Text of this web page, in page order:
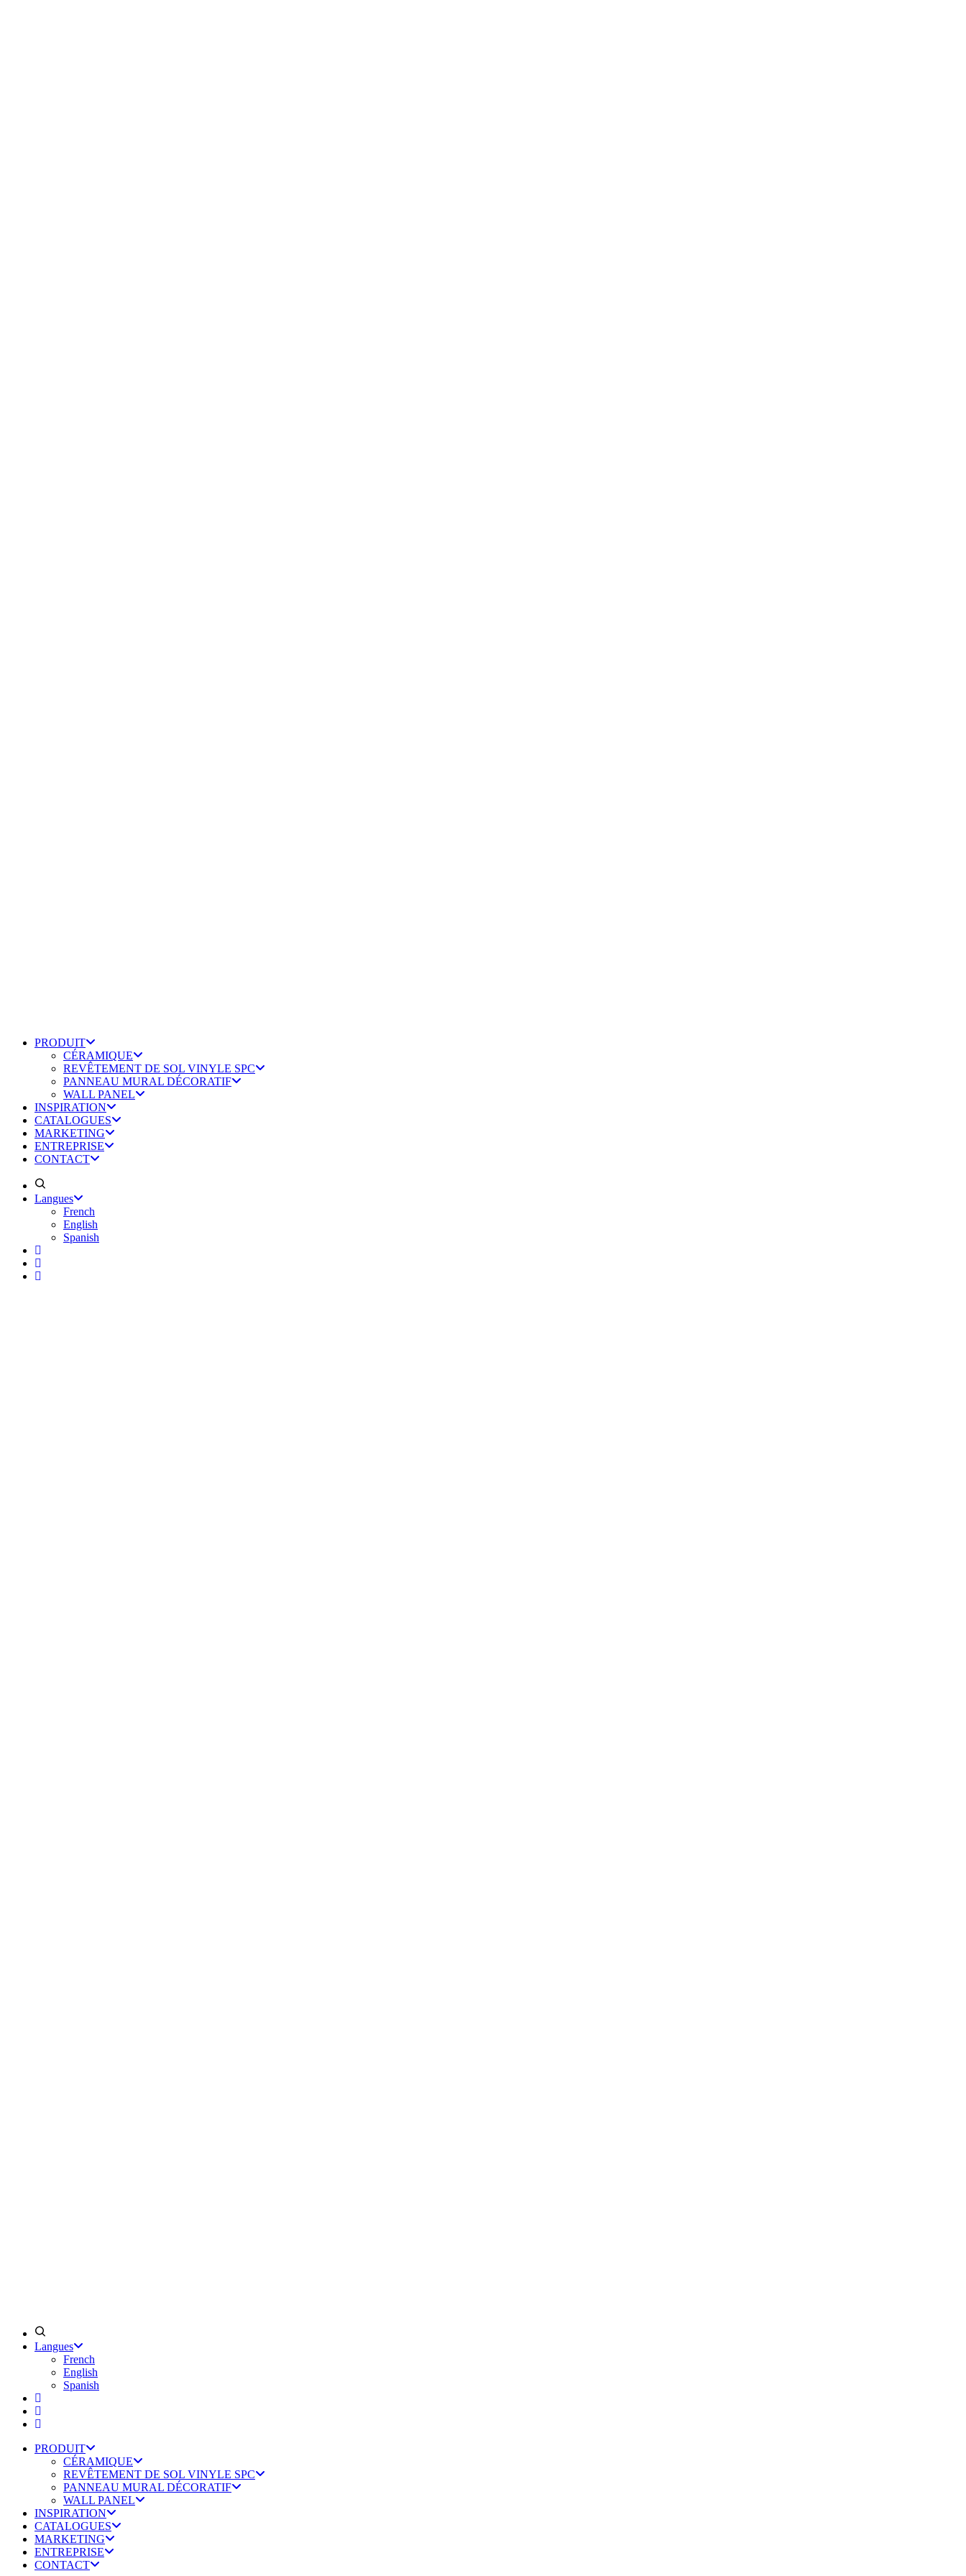
PRODUIT
CÉRAMIQUE
REVÊTEMENT DE SOL VINYLE SPC
PANNEAU MURAL DÉCORATIF
WALL PANEL
INSPIRATION
CATALOGUES
MARKETING
ENTREPRISE
CONTACT
Langues
French
English
Spanish
Langues
French
English
Spanish
PRODUIT
CÉRAMIQUE
REVÊTEMENT DE SOL VINYLE SPC
PANNEAU MURAL DÉCORATIF
WALL PANEL
INSPIRATION
CATALOGUES
MARKETING
ENTREPRISE
CONTACT